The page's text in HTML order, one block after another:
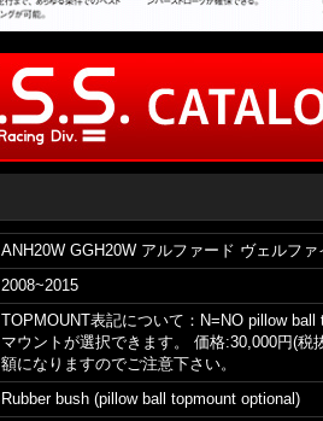
ANH20W GGH20W アルファード ヴェルファ
2008~2015
TOPMOUNT表記について：N=NO pillow
マウントが選択できます。 価格:30,000円(
額になりますのでご注意下さい。
Rubber bush (pillow ball topmount optional)